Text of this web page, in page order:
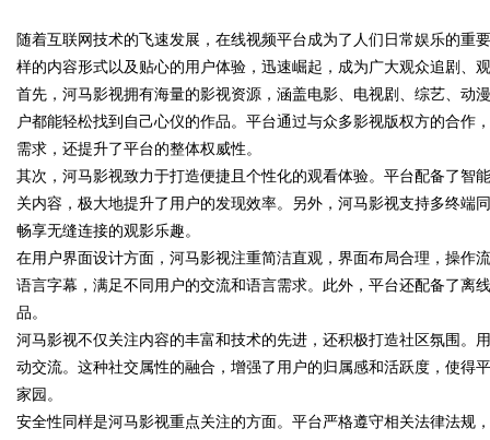
uz
!
随着互联网技术的飞速发展，在线视频平台成为了人们日常娱乐的
样的内容形式以及贴心的用户体验，迅速崛起，成为广大观众追剧、
首先，河马影视拥有海量的影视资源，涵盖电影、电视剧、综艺、动
户都能轻松找到自己心仪的作品。平台通过与众多影视版权方的合作
需求，还提升了平台的整体权威性。
其次，河马影视致力于打造便捷且个性化的观看体验。平台配备了智
关内容，极大地提升了用户的发现效率。另外，河马影视支持多终端
畅享无缝连接的观影乐趣。
在用户界面设计方面，河马影视注重简洁直观，界面布局合理，操作
语言字幕，满足不同用户的交流和语言需求。此外，平台还配备了离
品。
河马影视不仅关注内容的丰富和技术的先进，还积极打造社区氛围。
动交流。这种社交属性的融合，增强了用户的归属感和活跃度，使得
家园。
安全性同样是河马影视重点关注的方面。平台严格遵守相关法律法规
力量 发体系全解析